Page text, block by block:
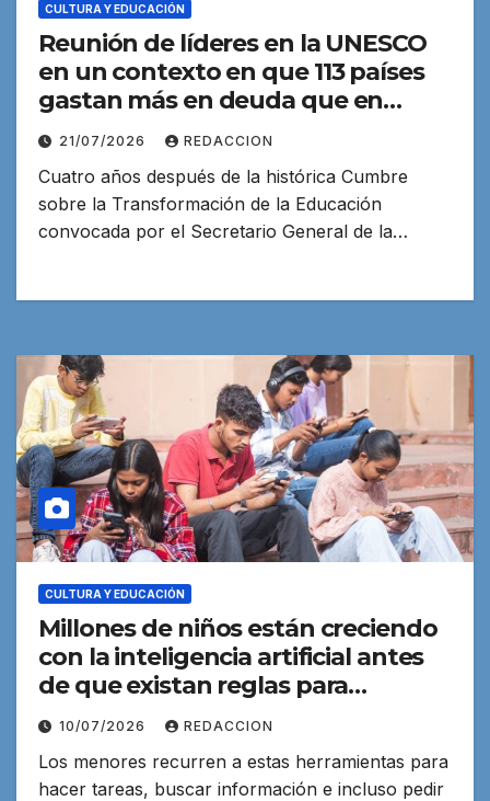
CULTURA Y EDUCACIÓN
Reunión de líderes en la UNESCO
en un contexto en que 113 países
gastan más en deuda que en
educación
21/07/2026 REDACCION
Cuatro años después de la histórica Cumbre
sobre la Transformación de la Educación
convocada por el Secretario General de la…
CULTURA Y EDUCACIÓN
Millones de niños están creciendo
con la inteligencia artificial antes
de que existan reglas para
protegerlos
10/07/2026 REDACCION
Los menores recurren a estas herramientas para
hacer tareas, buscar información e incluso pedir